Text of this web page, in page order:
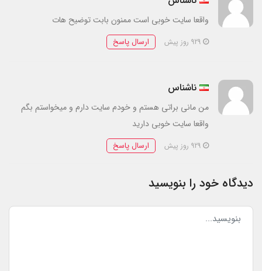
واقعا سایت خوبی است ممنون بابت توضیح هات
ارسال پاسخ
ناشناس
من مانی براتی هستم و خودم سایت دارم و میخواستم بگم
واقعا سایت خوبی دارید
ارسال پاسخ
دیدگاه خود را بنویسید